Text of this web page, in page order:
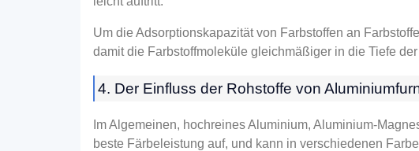
Um die Adsorptionskapazität von Farbstoffen an
damit die Farbstoffmoleküle gleichmäßiger in die Tiefe
4. Der Einfluss der Rohstoffe von
Im Algemeinen, hochreines Aluminium, Aluminium-
beste Färbeleistung auf, und kann in verschiedenen